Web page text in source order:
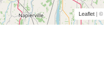
Leaflet| ©